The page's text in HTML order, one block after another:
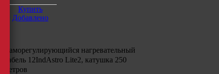
Купить
Добавлено
Саморегулирующийся нагревательный
кабель 12IndAstro Lite2, катушка 250
метров